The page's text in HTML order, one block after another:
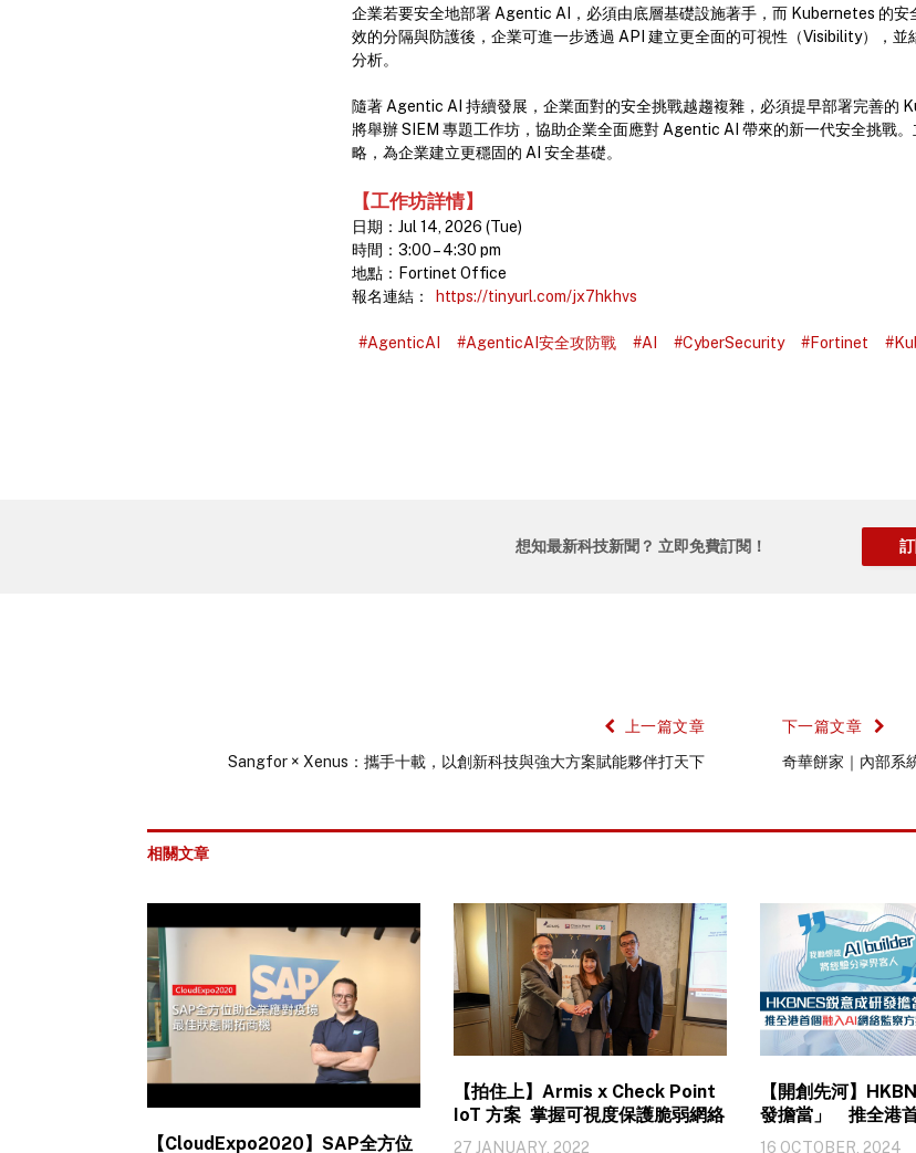
企業若要安全地部署 Agentic AI，必須由底層基礎設施著手，而 Kubernetes 的安
效的分隔與防護後，企業可進一步透過 API 建立更全面的可視性（Visibility），並
分析。
隨著 Agentic AI 持續發展，企業面對的安全挑戰越趨複雜，必須提早部署完善的
將舉辦 SIEM 專題工作坊，協助企業全面應對 Agentic AI 帶來的新一代安全挑戰
略，為企業建立更穩固的 AI 安全基礎。
【工作坊詳情】
日期：Jul 14, 2026 (Tue)
時間：3:00 – 4:30 pm
地點：Fortinet Office
報名連結：
https://tinyurl.com/jx7hkhvs
#AgenticAI #AgenticAI安全攻防戰 #AI #CyberSecurity #Fortinet
想知最新科技新聞？ 立即免費訂閱！
上一篇文章
Sangfor × Xenus：攜手十載，以創新科技與強大方案賦能夥伴打天下
下一篇文章
奇華餅家｜內部系
相關文章
【CloudExpo2020】SAP全方位
【拍住上】Armis x Check Point
IoT 方案 掌握可視度保護脆弱網絡
27 JANUARY, 2022
【開創先河】
發擔當」 推全港
監察方案
16 OCTOBER, 2024